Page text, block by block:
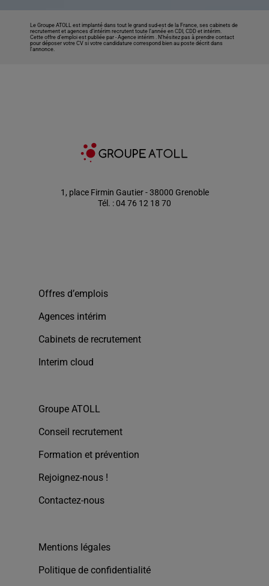
Le Groupe ATOLL est implanté dans tout le grand sud-est de la France, ses cabinets de
recrutement et agences d’intérim recrutent toute l’année en CDI, CDD et intérim.
Cette offre d’emploi est publiée par -Agence intérim . N’hésitez pas à prendre contact
pour déposer votre CV si votre candidature correspond bien au poste décrit dans
l'annonce.
1, place Firmin Gautier - 38000 Grenoble
Tél. : 04 76 12 18 70
Offres d’emplois
Agences intérim
Cabinets de recrutement
Interim cloud
Groupe ATOLL
Conseil recrutement
Formation et prévention
Rejoignez-nous !
Contactez-nous
Mentions légales
Politique de confidentialité